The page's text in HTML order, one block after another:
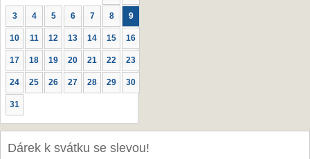
3 4 5 6 7 8 9
10 11 12 13 14 15 16
17 18 19 20 21 22 23
24 25 26 27 28 29 30
31
Dárek k svátku se slevou!